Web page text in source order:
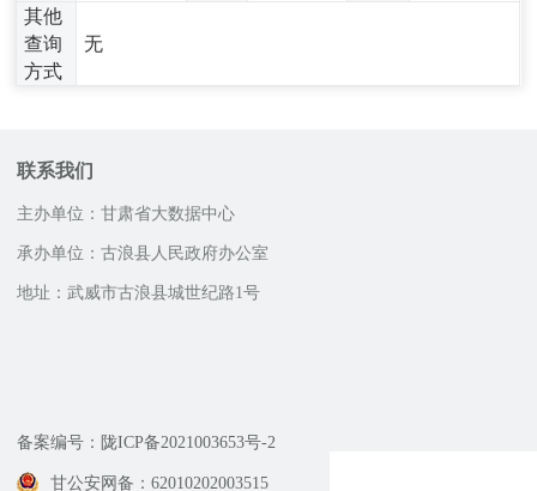
其他
查询
方式
无
联系我们
主办单位：甘肃省大数据中心
承办单位：古浪县人民政府办公室
地址：武威市古浪县城世纪路1号
备案编号：陇ICP备2021003653号-2
甘公安网备：62010202003515